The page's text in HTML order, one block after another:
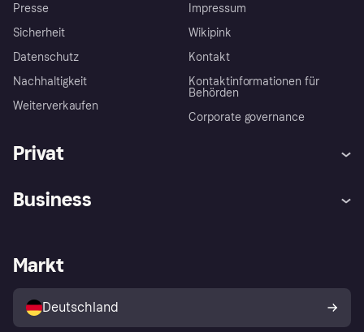
Presse
Sicherheit
Datenschutz
Nachhaltigkeit
Weiterverkaufen
Impressum
Wikipink
Kontakt
Kontaktinformationen für
Behörden
Corporate governance
Privat
Klarna App
Shops entdecken
Käuferschutzrichtlinie
Dein Widerrufsrecht
Business
Händlerportal
Markt
Deutschland